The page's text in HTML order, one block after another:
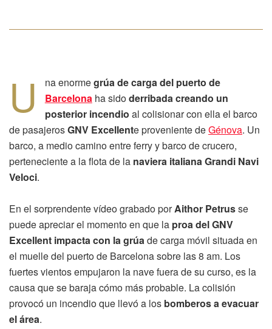
U na enormegrúa de carga del puerto de
Barcelonaha sidoderribada creando un
posterior incendio al colisionar con ella el barco
de pasajerosGNV Excellente proveniente deGénova. Un
barco, a medio camino entre ferry y barco de crucero,
perteneciente a la flota de la naviera italiana Grandi Navi
Veloci.
En el sorprendente vídeo grabado porAithor Petrusse
puede apreciar el momento en que la proa del GNV
Excellent impacta con la grúade carga móvil situada en
el muelle del puerto de Barcelona sobre las 8 am. Los
fuertes vientos empujaron la nave fuera de su curso, es la
causa que se baraja cómo más probable. La colisión
provocó un incendio que llevó a los bomberos a evacuar
el área.